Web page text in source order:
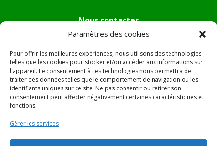
Paramètres des cookies
Pour offrir les meilleures expériences, nous utilisons des technologies
telles que les cookies pour stocker et/ou accéder aux informations sur
l'appareil. Le consentement à ces technologies nous permettra de
traiter des données telles que le comportement de navigation ou les
identifiants uniques sur ce site. Ne pas consentir ou retirer son
consentement peut affecter négativement certaines caractéristiques et
fonctions.
Gérer les services
Nous contacter
Tél :04.95.36.24.02
Mail:
mairie.pietradiverde@wanadoo.fr
Adresse :Hôtel de ville de Pietra di Verde
Le village
20230 Pietra di Verde
© 2022 Mairie de Pietra Di Verde – Réalisation